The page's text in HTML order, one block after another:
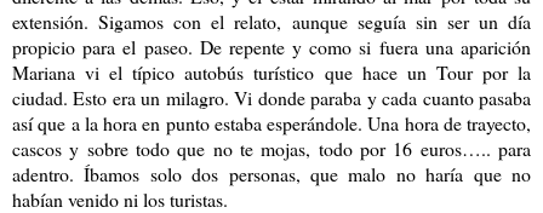
extensión. Sigamos con el relato, aunque seguía sin ser un día
propicio para el paseo. De repente y como si fuera una aparición
Mariana vi el típico autobús turístico que hace un Tour por la
ciudad. Esto era un milagro. Vi donde paraba y cada cuanto pasaba
así que a la hora en punto estaba esperándole. Una hora de trayecto,
cascos y sobre todo que no te mojas, todo por 16 euros….. para
adentro. Íbamos solo dos personas, que malo no haría que no
habían venido ni los turistas.